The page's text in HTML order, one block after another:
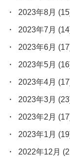
2023年8月
2023年7月
2023年6月
2023年5月
2023年4月
2023年3月
2023年2月
2023年1月
2022年12月